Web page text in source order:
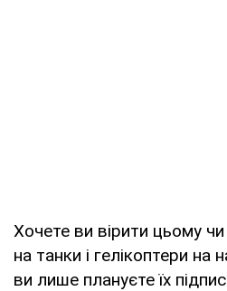
Хочете ви вірити цьому
на танки і гелікоптери на
ви лише плануєте їх